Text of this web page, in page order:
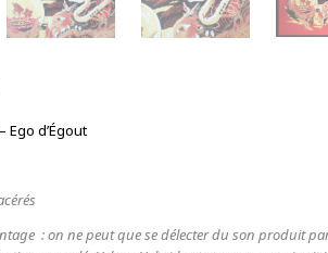
Ego d’Égout
: on ne peut que se délecter du son produit